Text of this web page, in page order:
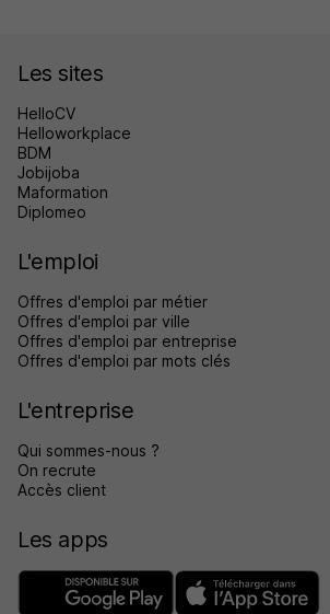
Les sites
HelloCV
Helloworkplace
BDM
Jobijoba
Maformation
Diplomeo
L'emploi
Offres d'emploi par métier
Offres d'emploi par ville
Offres d'emploi par entreprise
Offres d'emploi par mots clés
L'entreprise
Qui sommes-nous ?
On recrute
Accès client
Les apps